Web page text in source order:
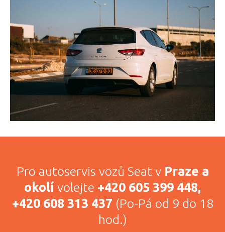
Pro autoservis vozů Seat v Praze a
okolí volejte +420 605 399 448,
+420 608 313 437 (Po-Pá od 9 do 18
hod.)